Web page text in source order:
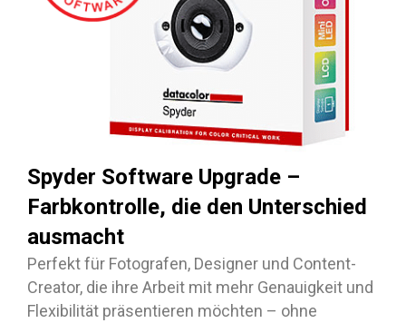
Spyder Software Upgrade –
Farbkontrolle, die den Unterschied
ausmacht
Perfekt für Fotografen, Designer und Content-
Creator, die ihre Arbeit mit mehr Genauigkeit und
Flexibilität präsentieren möchten – ohne